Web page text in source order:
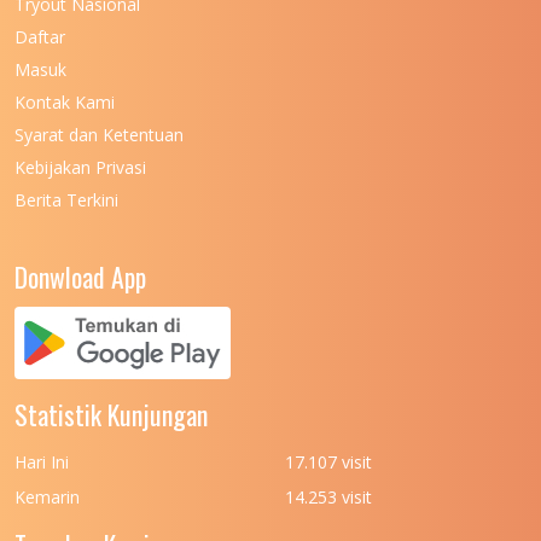
UNIVERSITAS NEGERI MANADO
UNIVERSITAS NEGERI MEDAN
UNIVERSITAS NEGERI PADANG
UNIVERSITAS NUSA CENDANA
UNIVERSITAS PADJADJARAN
UNIVERSITAS PATTIMURA
(UPN) VETERAN JAKARTA
Daftar
Masuk
Kontak Kami
Syarat dan Ketentuan
Kebijakan Privasi
Berita Terkini
Donwload App
Statistik Kunjungan
Hari Ini
17.107 visit
Kemarin
14.253 visit